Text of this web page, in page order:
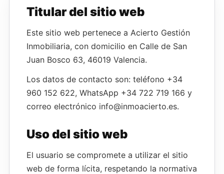
Titular del sitio web
Este sitio web pertenece a Acierto Gestión
Inmobiliaria, con domicilio en Calle de San
Juan Bosco 63, 46019 Valencia.
Los datos de contacto son: teléfono +34
960 152 622, WhatsApp +34 722 719 166 y
correo electrónico info@inmoacierto.es.
Uso del sitio web
El usuario se compromete a utilizar el sitio
web de forma lícita, respetando la normativa